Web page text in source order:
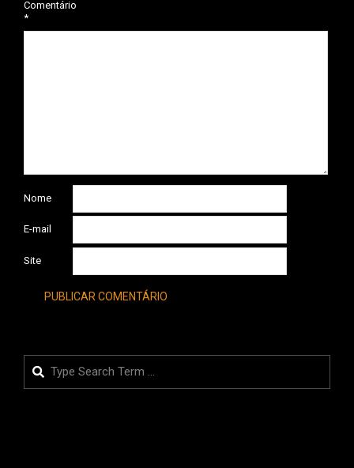
Comentário
*
Nome
E-mail
Site
Search